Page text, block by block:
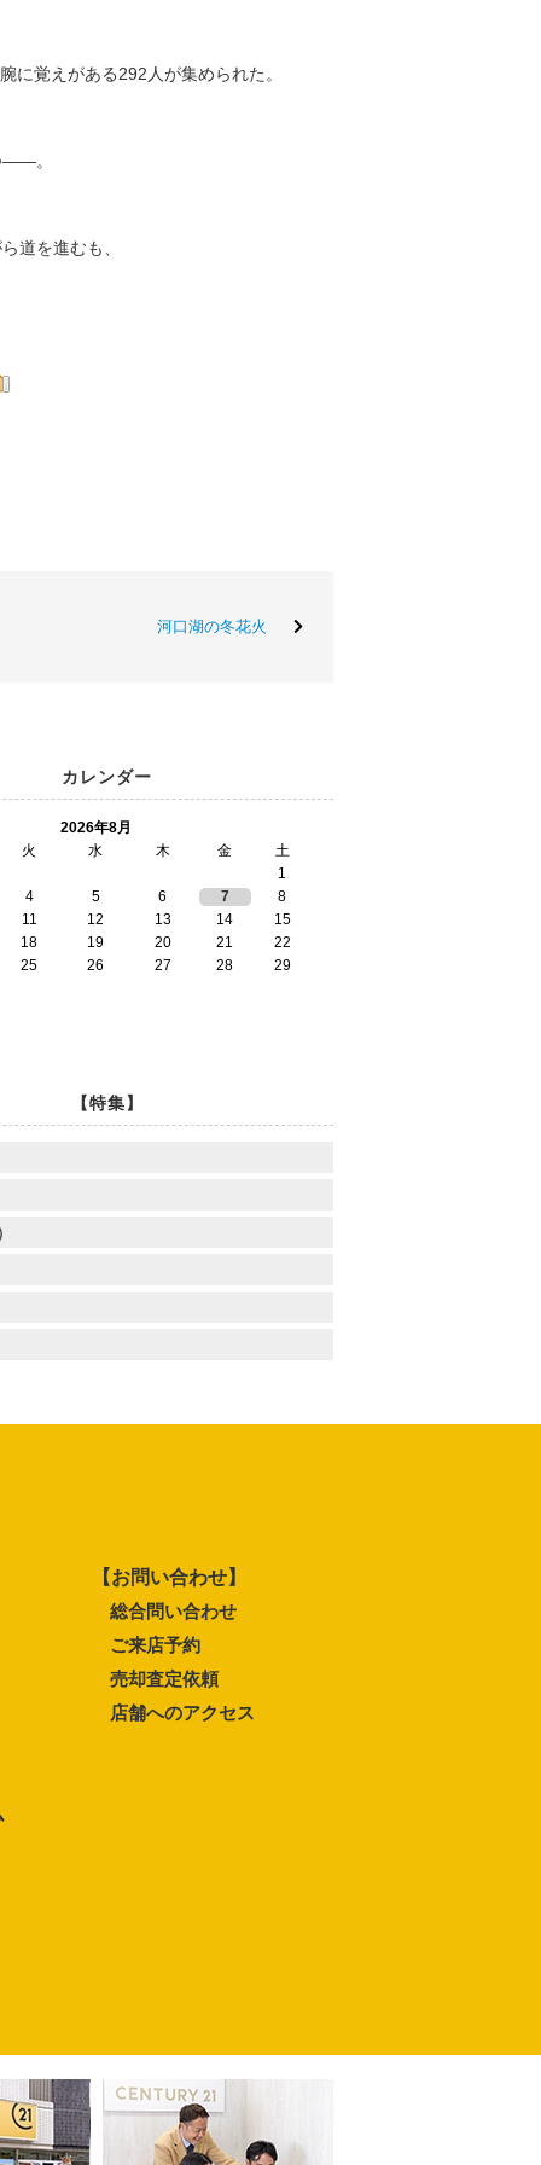
に覚えがある292人が集められた。
――。
道を進むも、
河口湖の冬花火
カレンダー
2026年8月
火
水 木 金
土
1
4
5 6 7
8
11
12 13 14
15
18
19 20 21
22
25
26 27 28 29
【特集】
【お問い合わせ】
総合問い合わせ
ご来店予約
売却査定依頼
店舗へのアクセス